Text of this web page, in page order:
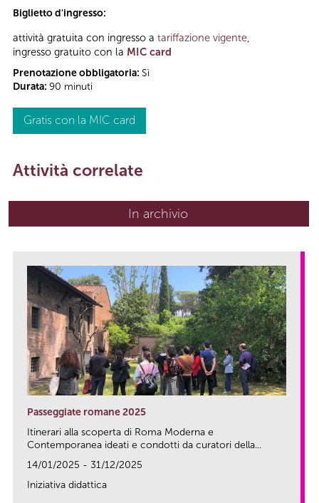
Biglietto d'ingresso:
attività gratuita con ingresso a tariffazione vigente,
ingresso gratuito con la MIC card
Prenotazione obbligatoria: Sì
Durata: 90 minuti
Gratis con la MIC card
Attività correlate
In archivio
Passeggiate romane 2025
Itinerari alla scoperta di Roma Moderna e
Contemporanea ideati e condotti da curatori della...
14/01/2025 - 31/12/2025
Iniziativa didattica